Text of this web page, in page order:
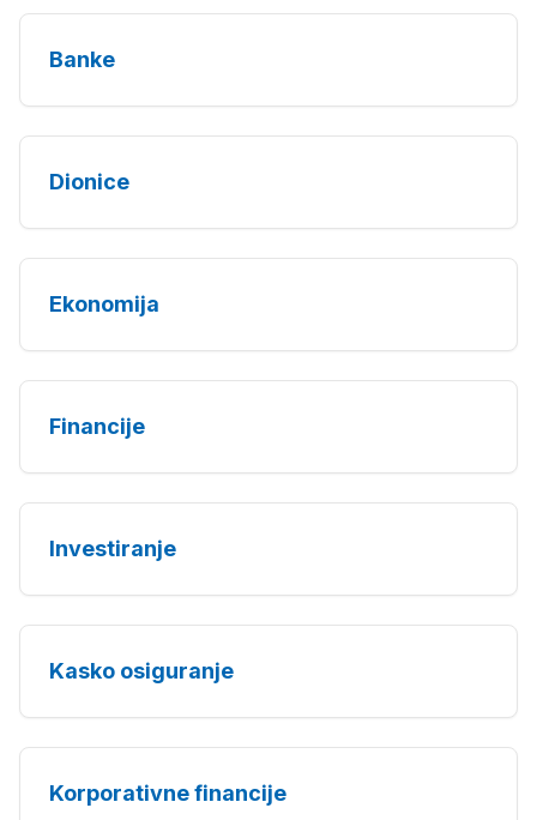
Banke
Dionice
Ekonomija
Financije
Investiranje
Kasko osiguranje
Korporativne financije